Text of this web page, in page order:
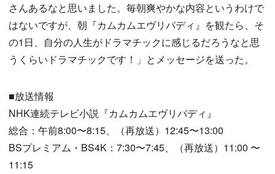
さんあるなと思いました。毎朝爽やかな内容というわけで
はないですが、朝『カムカムエヴリバディ』を観たら、そ
の1日、自分の人生がドラマチックに感じるだろうなと思
うくらいドラマチックです！」とメッセージを送った。
■放送情報
NHK連続テレビ小説『カムカムエヴリバディ』
総合：午前8:00〜8:15、（再放送）12:45〜13:00
BSプレミアム・BS4K：7:30〜7:45、（再放送）11:00 〜
11:15